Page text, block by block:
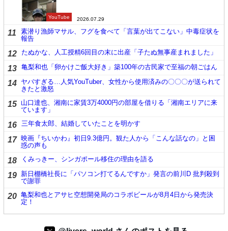
YouTube 2026.07.29
11
素潜り漁師マサル、フグを食べて「言葉が出てこない」中毒症状を
報告
12 たぬかな、人工授精6回目の末に出産「子たぬ無事産まれました」
13 亀梨和也「卵かけご飯大好き」築100年の古民家で至福の朝ごはん
14 ヤバすぎる…人気YouTuber、女性から使用済みの〇〇〇が送られて
きたと激怒
15 山口達也、湘南に家賃3万4000円の部屋を借りる「湘南エリアに来
ています」
16 三年食太郎、結婚していたことを明かす
17 映画『ちいかわ』初日9.3億円。観た人から「こんな話なの」と困
惑の声も
18 くみっきー、シンガポール移住の理由を語る
19 新日棚橋社長に「パソコン打てるんですか」発言の前川D 批判殺到
で謝罪
20 亀梨和也とアサヒ空想開発局のコラボビールが8月4日から発売決
定！